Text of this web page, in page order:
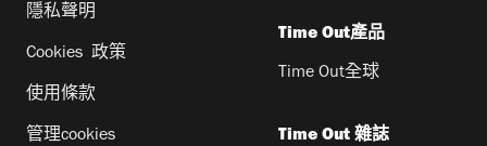
隱私聲明
Cookies 政策
使用條款
管理cookies
Time Out產品
Time Out全球
Time Out 雜誌